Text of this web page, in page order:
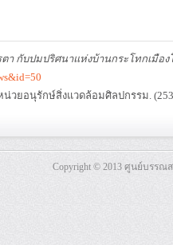
ตา กับปมปริศนาแห่งบ้านกระโทกเมือ
วยอนุรักษ์สิ่งแวดล้อมศิลปกรรม.
Copyright © 2013 ศูนย์บรร